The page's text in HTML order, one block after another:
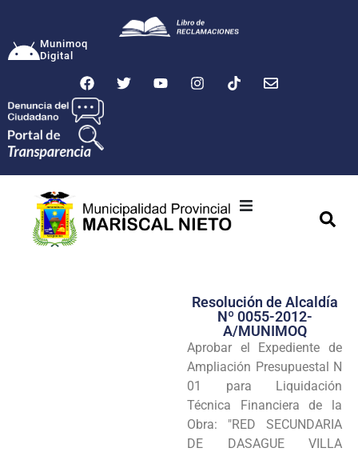
Munimoq
Digital
Transparencia
Seguridad
Programas
Intranet
Resolución de Alcaldía
Nº 0055-2012-
A/MUNIMOQ
Aprobar el Expediente de
Ampliación Presupuestal N
01 para Liquidación
Técnica Financiera de la
Obra: "RED SECUNDARIA
DE DASAGUE VILLA